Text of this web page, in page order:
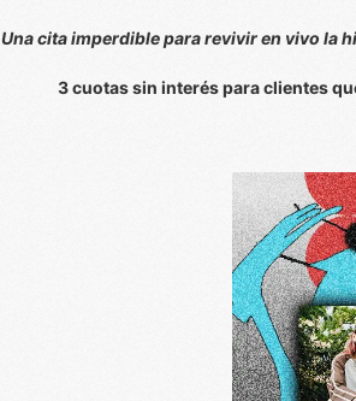
Una cita imperdible para revivir en vivo la
3 cuotas sin interés para clientes